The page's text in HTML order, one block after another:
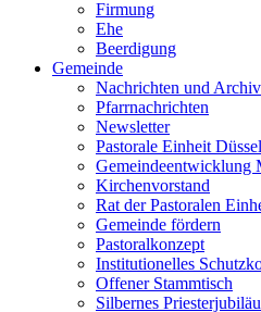
Firmung
Ehe
Beerdigung
Gemeinde
Nachrichten und Archiv
Pfarrnachrichten
Newsletter
Pastorale Einheit
Gemeindeentwicklung
Kirchenvorstand
Rat der Pastoralen
Gemeinde fördern
Pastoralkonzept
Institutionelles
Offener Stammtisch
Silbernes